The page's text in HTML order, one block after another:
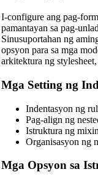
I-configure ang pag-
pamantayan sa pag-
Sinusuportahan ng
opsyon para sa mga
arkitektura ng
Mga Setting ng
Indentasyon ng
Pag-align ng
Istruktura ng
Organisasyon ng
Mga Opsyon sa